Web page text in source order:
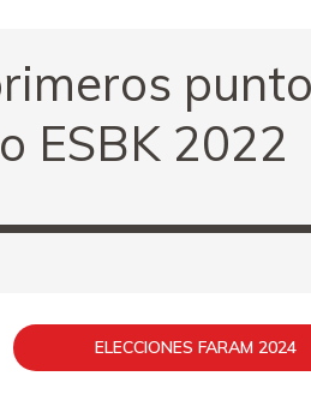
ESBK 2022
ELECCIONES FARAM 2024